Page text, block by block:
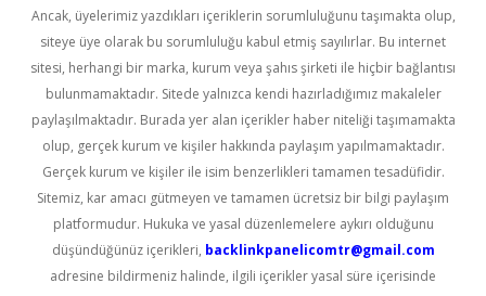
Ancak, üyelerimiz yazdıkları içeriklerin sorumluluğunu taşımakta olup,
siteye üye olarak bu sorumluluğu kabul etmiş sayılırlar. Bu internet
sitesi, herhangi bir marka, kurum veya şahıs şirketi ile hiçbir bağlantısı
bulunmamaktadır. Sitede yalnızca kendi hazırladığımız makaleler
paylaşılmaktadır. Burada yer alan içerikler haber niteliği taşımamakta
olup, gerçek kurum ve kişiler hakkında paylaşım yapılmamaktadır.
Gerçek kurum ve kişiler ile isim benzerlikleri tamamen tesadüfidir.
Sitemiz, kar amacı gütmeyen ve tamamen ücretsiz bir bilgi paylaşım
platformudur. Hukuka ve yasal düzenlemelere aykırı olduğunu
düşündüğünüz içerikleri, backlinkpanelicomtr@gmail.com
adresine bildirmeniz halinde, ilgili içerikler yasal süre içerisinde